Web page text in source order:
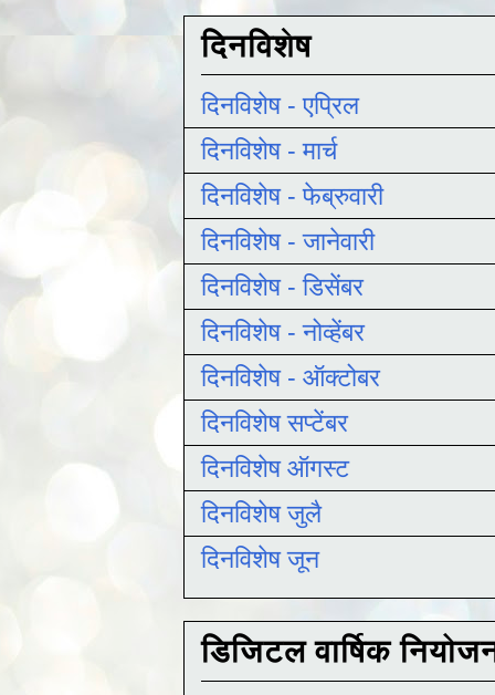
दिनविशेष
दिनविशेष - एप्रिल
दिनविशेष - मार्च
दिनविशेष - फेब्रुवारी
दिनविशेष - जानेवारी
दिनविशेष - डिसेंबर
दिनविशेष - नोव्हेंबर
दिनविशेष - ऑक्टोबर
दिनविशेष सप्टेंबर
दिनविशेष ऑगस्ट
दिनविशेष जुलै
दिनविशेष जून
डिजिटल वार्षिक